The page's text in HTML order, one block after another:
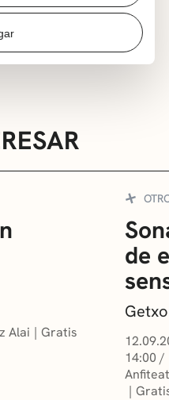
Alai
Gratis
de
14:00 /